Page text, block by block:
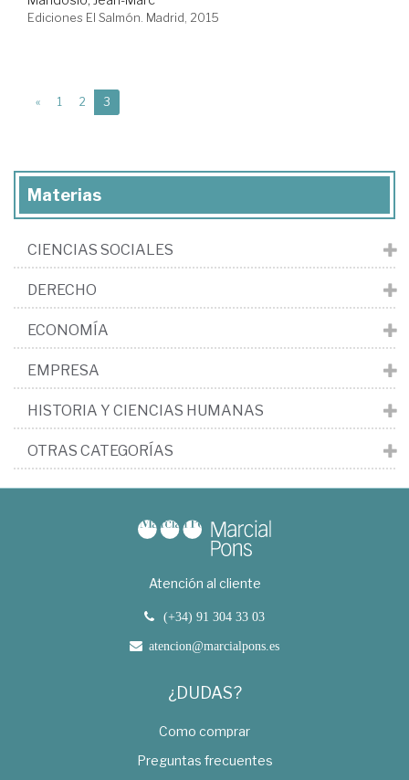
Ediciones El Salmón. Madrid, 2015
« 1 2 3
Materias
CIENCIAS SOCIALES
DERECHO
ECONOMÍA
EMPRESA
HISTORIA Y CIENCIAS HUMANAS
OTRAS CATEGORÍAS
Atención al cliente
(+34) 91 304 33 03
atencion@marcialpons.es
¿DUDAS?
Como comprar
Preguntas frecuentes